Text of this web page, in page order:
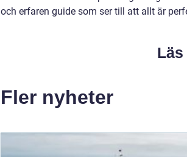
och erfaren guide som ser till att allt är
Fler nyheter